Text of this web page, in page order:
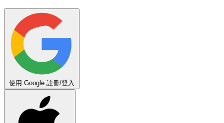
使用 Google 註冊/登入